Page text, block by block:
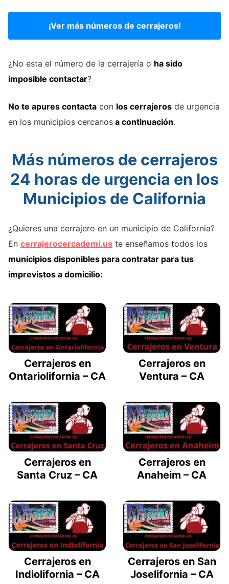
¡Ver más números de cerrajeros!
¿No esta el número de la cerrajería o ha sido
imposible contactar?
No te apures contacta con los cerrajeros de urgencia
en los municipios cercanos a continuación.
Más números de cerrajeros
24 horas de urgencia en los
Municipios de California
¿Quieres una cerrajero en un municipio de California?
En cerrajerocercademi.us te enseñamos todos los
municipios disponibles para contratar para tus
imprevistos a domicilio:
Cerrajeros en
Ontariolifornia – CA
Cerrajeros en
Ventura – CA
Cerrajeros en
Santa Cruz – CA
Cerrajeros en
Anaheim – CA
Cerrajeros en
Indiolifornia – CA
Cerrajeros en San
Joselifornia – CA